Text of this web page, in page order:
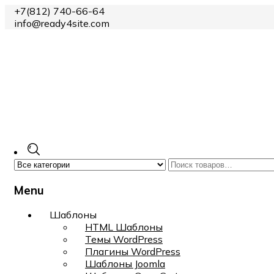
+7(812) 740-66-64
info@ready4site.com
Menu
Skip
Шаблоны
HTML Шаблоны
Темы WordPress
Плагины WordPress
Шаблоны Joomla